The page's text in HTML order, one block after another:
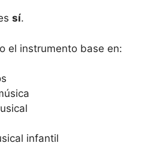
sí.
el instrumento base en:
infantil